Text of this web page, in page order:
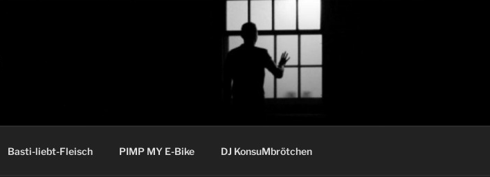
Basti-liebt-Fleisch PIMP MY E-Bike DJ KonsuMbrötchen